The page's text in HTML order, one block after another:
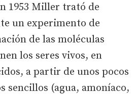
1953 Miller trató de
un experimento de
de las moléculas
los seres vivos, en
a partir de unos pocos
sencillos (agua, amoníaco,